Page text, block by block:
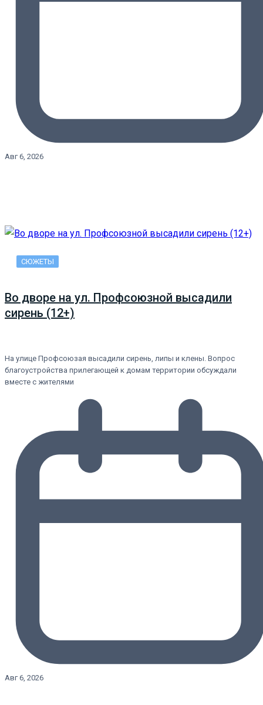
Авг 6, 2026
СЮЖЕТЫ
Во дворе на ул. Профсоюзной высадили
сирень (12+)
На улице Профсоюзая высадили сирень, липы и клены. Вопрос
благоустройства прилегающей к домам территории обсуждали
вместе с жителями
Авг 6, 2026